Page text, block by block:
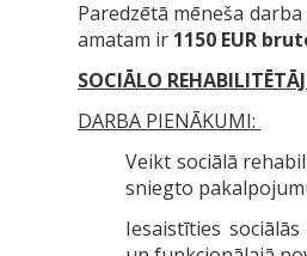
Paredzētā mēneša
amatam ir 1150 EUR
SOCIĀLO
DARBA PIENĀKUMI:
Veikt sociālā
sniegto
Iesaistīties